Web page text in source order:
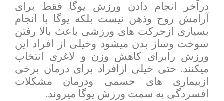
درآخر انجام دادن ورزش یوگا فقط برای
آرامش روح وذهن نیست بلکه یوگا با انجام
بسیاری ازحرکت های ورزشی باعث بالا رفتن
سوخت وساز بدن میشود وخیلی از افراد این
ورزش رابرای کاهش وزن و لاغری انتخاب
میکنند. حتی خیلی ازافراد برای درمان برخی
ازبیماری های جسمی ودرمان مشکلات
افسردگی به سمت ورزش یوگا میروند.